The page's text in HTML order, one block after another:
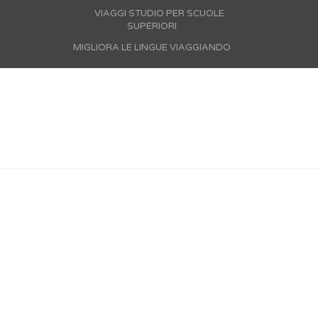
VIAGGI STUDIO PER SCUOLE
SUPERIORI
MIGLIORA LE LINGUE VIAGGIANDO